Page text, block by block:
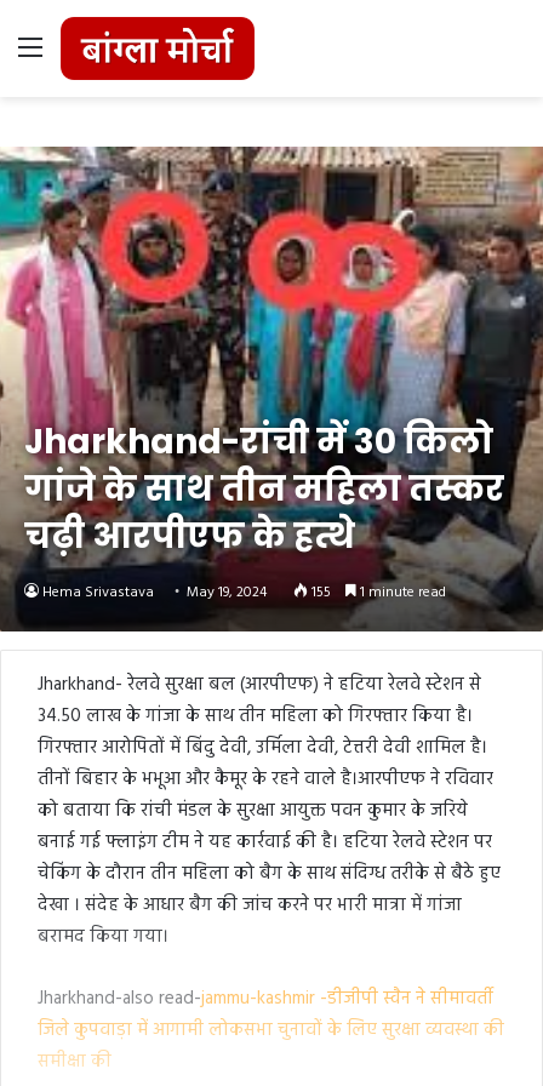
Menu
Jharkhand-रांची में 30 किलो
गांजे के साथ तीन महिला तस्कर
चढ़ी आरपीएफ के हत्थे
Hema Srivastava May 19, 2024 155 1 minute read
Jharkhand- रेलवे सुरक्षा बल (आरपीएफ) ने हटिया रेलवे स्टेशन से
34.50 लाख के गांजा के साथ तीन महिला को गिरफ्तार किया है।
गिरफ्तार आरोपितों में बिंदु देवी, उर्मिला देवी, टेत्तरी देवी शामिल है।
तीनों बिहार के भभूआ और कैमूर के रहने वाले है।आरपीएफ ने रविवार
को बताया कि रांची मंडल के सुरक्षा आयुक्त पवन कुमार के जरिये
बनाई गई फ्लाइंग टीम ने यह कार्रवाई की है। हटिया रेलवे स्टेशन पर
चेकिंग के दौरान तीन महिला को बैग के साथ संदिग्ध तरीके से बैठे हुए
देखा । संदेह के आधार बैग की जांच करने पर भारी मात्रा में गांजा
बरामद किया गया।
Jharkhand-also read-jammu-kashmir -डीजीपी स्वैन ने सीमावर्ती
जिले कुपवाड़ा में आगामी लोकसभा चुनावों के लिए सुरक्षा व्यवस्था की
समीक्षा की